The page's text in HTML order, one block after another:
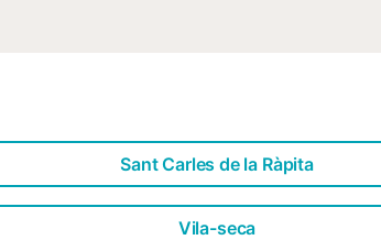
Sant Carles de la Ràpita
Vila-seca